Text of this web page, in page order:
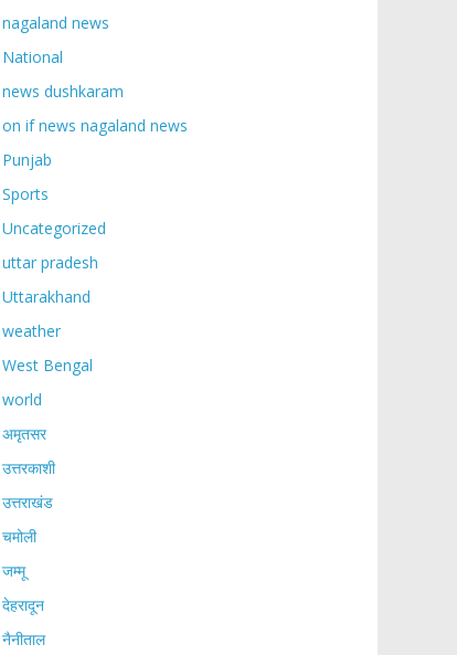
nagaland news
National
news dushkaram
on if news nagaland news
Punjab
Sports
Uncategorized
uttar pradesh
Uttarakhand
weather
West Bengal
world
अमृतसर
उत्तरकाशी
उत्तराखंड
चमोली
जम्मू
देहरादून
नैनीताल